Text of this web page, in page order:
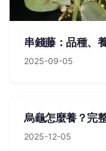
串錢藤：品種、
2025-09-05
烏龜怎麼養？完
2025-12-05